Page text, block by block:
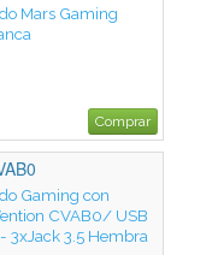
Mars Gaming
Comprar
Gaming con
CVAB0/ USB
3xJack 3.5 Hembra